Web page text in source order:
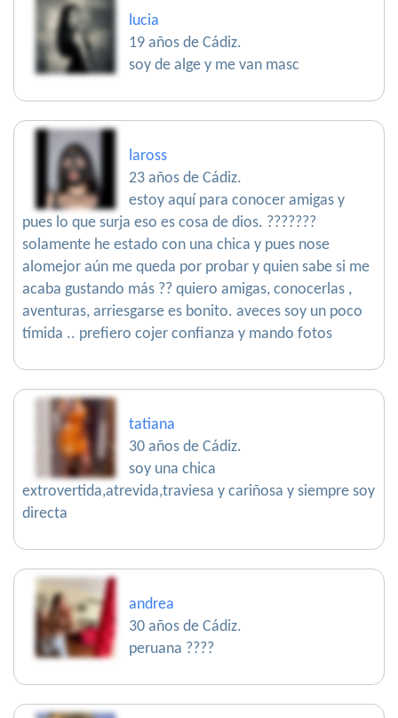
lucia
19 años de Cádiz.
soy de alge y me van masc
laross
23 años de Cádiz.
estoy aquí para conocer amigas y
pues lo que surja eso es cosa de dios. ???????
solamente he estado con una chica y pues nose
alomejor aún me queda por probar y quien sabe si me
acaba gustando más ?? quiero amigas, conocerlas ,
aventuras, arriesgarse es bonito. aveces soy un poco
tímida .. prefiero cojer confianza y mando fotos
tatiana
30 años de Cádiz.
soy una chica
extrovertida,atrevida,traviesa y cariñosa y siempre soy
directa
andrea
30 años de Cádiz.
peruana ????